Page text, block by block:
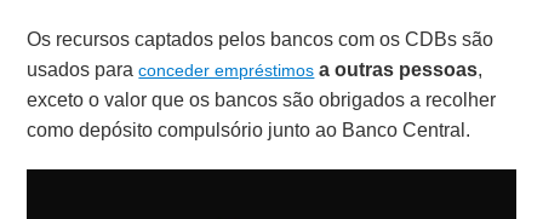
Os recursos captados pelos bancos com os CDBs são
usados paraconceder empréstimos a outras pessoas,
exceto o valor que os bancos são obrigados a recolher
como depósito compulsório junto ao Banco Central.